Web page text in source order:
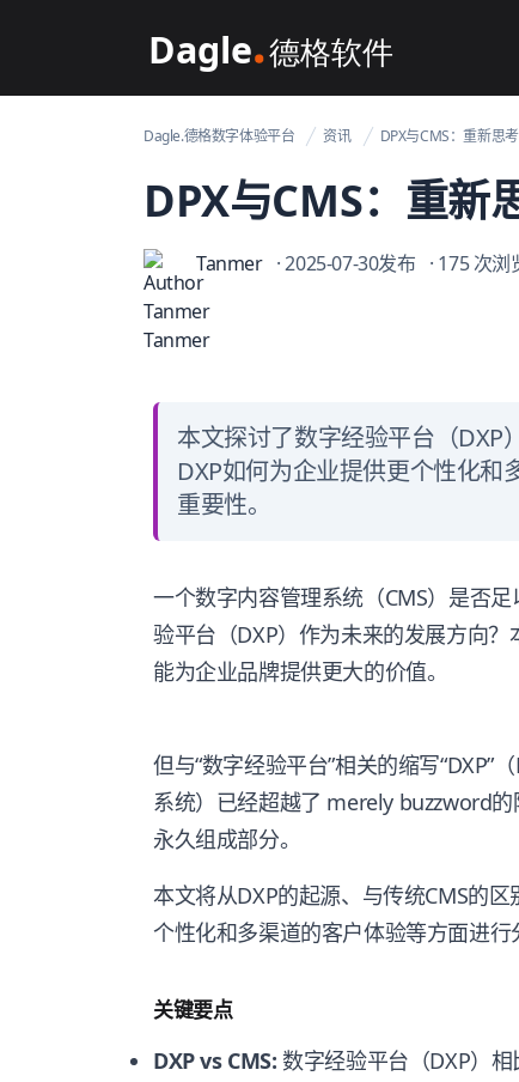
Dagle@数字体验管理
Dagle.德格数字体验平台 资讯 DPX与CMS：重新思
DPX与CMS：重新
Tanmer · 2025-07-30发布 · 175 次浏
本文探讨了数字经验平台（DXP
DXP如何为企业提供更个性化和
重要性。
一个数字内容管理系统（CMS）是否
验平台（DXP）作为未来的发展方向
能为企业品牌提供更大的价值。
但与“数字经验平台”相关的缩写
系统）已经超越了 merely buzzword
永久组成部分。
本文将从DXP的起源、与传统CMS的
个性化和多渠道的客户体验等方面进行
关键要点
DXP vs CMS: 数字经验平台（DXP）